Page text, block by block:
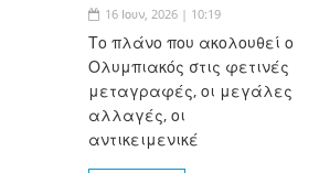
16 Ιουν, 2026 | 10:19
Το πλάνο που ακολουθεί ο
Ολυμπιακός στις φετινές
μεταγραφές, οι μεγάλες
αλλαγές, οι
αντικειμενικέ